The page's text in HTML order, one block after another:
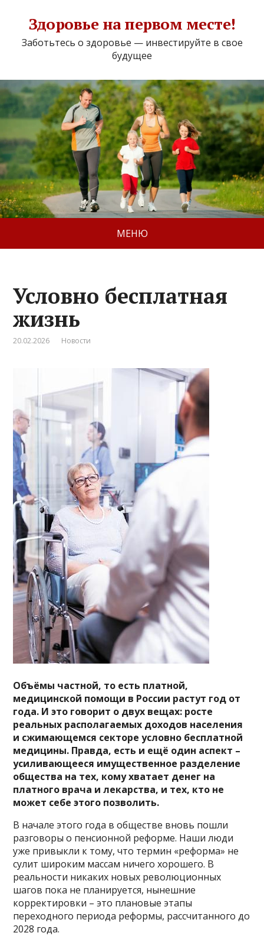
Здоровье на первом месте!
Заботьтесь о здоровье — инвестируйте в свое
будущее
МЕНЮ
Условно бесплатная
жизнь
20.02.2026 Новости
Объёмы частной, то есть платной,
медицинской помощи в России растут год от
года. И это говорит о двух вещах: росте
реальных располагаемых доходов населения
и сжимающемся секторе условно бесплатной
медицины. Правда, есть и ещё один аспект –
усиливающееся имущественное разделение
общества на тех, кому хватает денег на
платного врача и лекарства, и тех, кто не
может себе этого позволить.
В начале этого года в обществе вновь пошли
разговоры о пенсионной реформе. Наши люди
уже привыкли к тому, что термин «реформа» не
сулит широким массам ничего хорошего. В
реальности никаких новых революционных
шагов пока не планируется, нынешние
корректировки – это плановые этапы
переходного периода реформы, рассчитанного до
2028 года.